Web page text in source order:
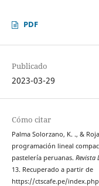
PDF
Publicado
2023-03-29
Cómo citar
Palma Solorzano, K. ., &
programación lineal
pastelería peruanas. Revista
13. Recuperado a partir de
https://ctscafe.pe/